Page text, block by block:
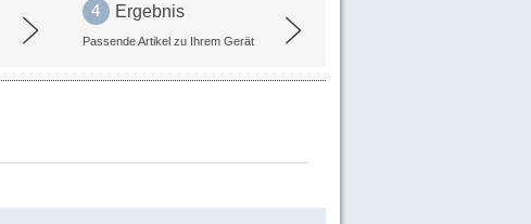
Ergebnis
Passende Artikel zu Ihrem Gerät